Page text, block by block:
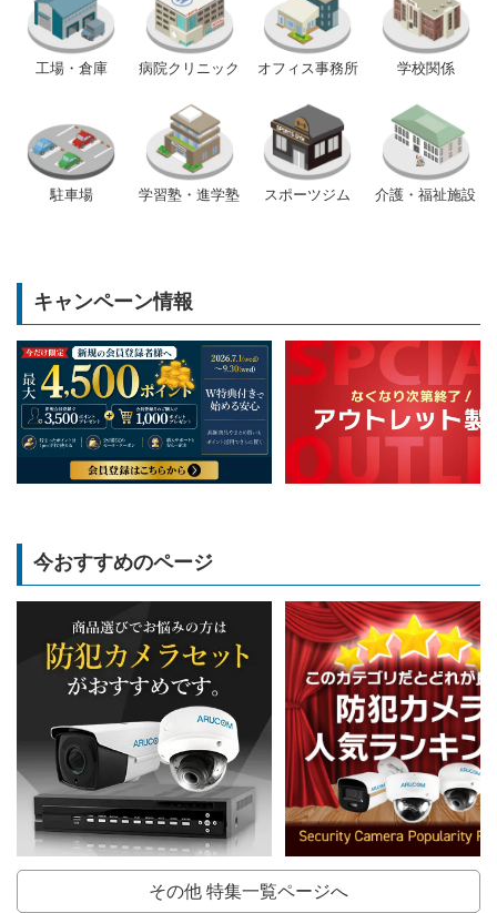
工場・倉庫 病院クリニック オフィス事務所 学校関係
駐車場 学習塾・進学塾 スポーツジム 介護・福祉施設
キャンペーン情報
今おすすめのページ
その他 特集一覧ページへ